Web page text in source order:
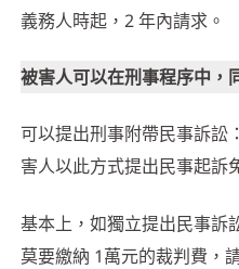
義務人時起，2 年內請求。
被害人可以在刑事程序中，
可以提出刑事附帶民事訴訟
害人以此方式提出民事起訴
基本上，如獨立提出民事訴
莫要繳納 1萬元的裁判費，